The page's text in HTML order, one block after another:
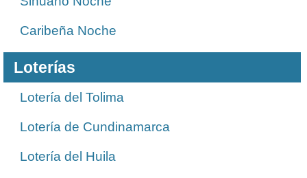
Caribeña Noche
Loterías
Lotería del Tolima
Lotería de Cundinamarca
Lotería del Huila